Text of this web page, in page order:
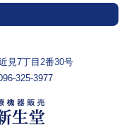
見7丁目2番30号
325-3977